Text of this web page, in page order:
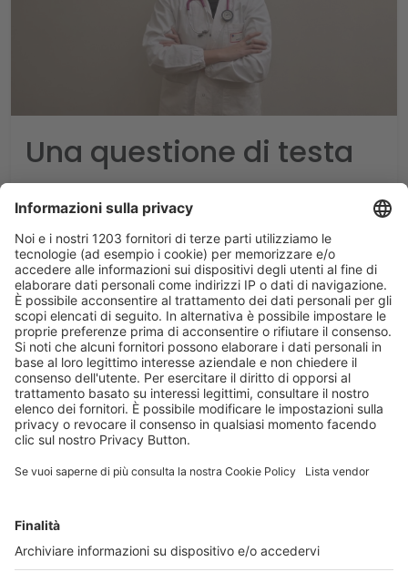
Una questione di testa
dirigente presso la Stroke Unit del Dipartimento di
Neuroscienze, Azienda
Ospedaliera S. Camillo-Forlanini, PhD in Neuroscienze
clinico-sperimentali - spiega come la ricerca sul
cervello stia cambiando
il nostro approccio all’invecchiamento e quali
prospettive si aprano per il futuro.
In che modo lo studio delle neuroscienze ha
cambiato la nostra comprensione del cervello
negli ultimi anni, soprattutto rispetto
ai meccanismi dell’invecchiamento cerebrale?
Le neuroscienze hanno chiarito che
fenomeno dinamico, influenzato da fattori genetici,
biologici, vascolari e ambientali. Oggi sappiamo che